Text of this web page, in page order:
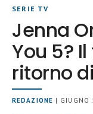
SERIE TV
Jenna
You 5?
ritorno
REDAZIONE | GIUGNO